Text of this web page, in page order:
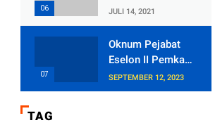
Persen RT di
Kudus Zona Hijau
JULI 14, 2021
Oknum Pejabat
Eselon II Pemkab
Lampung Utara
Asik Ngobrol
SEPTEMBER 12, 2023
TAG